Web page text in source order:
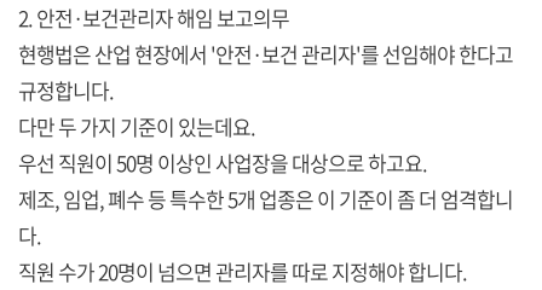
2. 안전·보건관리자 해임 보고의무
현행법은 산업 현장에서 '안전·보건 관리자'를 선임해야 한다고
규정합니다.
다만 두 가지 기준이 있는데요.
우선 직원이 50명 이상인 사업장을 대상으로 하고요.
제조, 임업, 폐수 등 특수한 5개 업종은 이 기준이 좀 더 엄격합니
다.
직원 수가 20명이 넘으면 관리자를 따로 지정해야 합니다.